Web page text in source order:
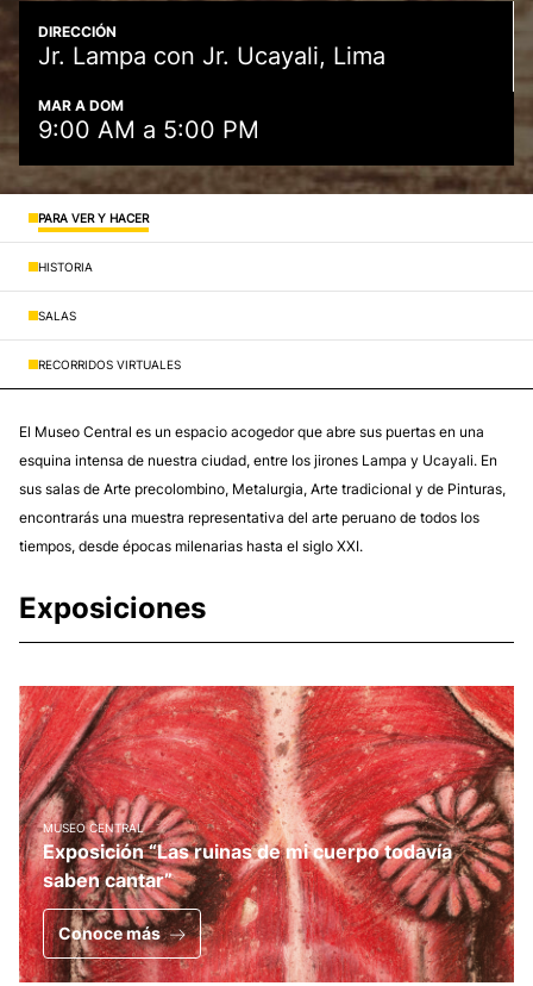
DIRECCIÓN
Jr. Lampa con Jr. Ucayali, Lima
MAR A DOM
9:00 AM a 5:00 PM
PARA VER Y HACER
HISTORIA
SALAS
RECORRIDOS VIRTUALES
El Museo Central es un espacio acogedor que abre sus puertas en una
esquina intensa de nuestra ciudad, entre los jirones Lampa y Ucayali. En
sus salas de Arte precolombino, Metalurgia, Arte tradicional y de Pinturas,
encontrarás una muestra representativa del arte peruano de todos los
tiempos, desde épocas milenarias hasta el siglo XXI.
Exposiciones
MUSEO CENTRAL
Exposición “Las ruinas de mi cuerpo todavía
saben cantar”
Conoce más